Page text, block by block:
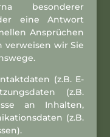
besonderer
eine Antwort
Ansprüchen
verweisen wir Sie
(z.B. E-
(z.B.
an Inhalten,
(z.B.